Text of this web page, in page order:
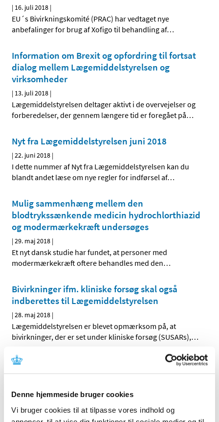
Denne hjemmeside bruger cookies
Vi bruger cookies til at tilpasse vores indhold og
| 16. juli 2018 |
EU´s Bivirkningskomité (PRAC) har vedtaget nye
anbefalinger for brug af Xofigo til behandling af…
Information om Brexit og opfordring til fortsat
dialog mellem Lægemiddelstyrelsen og
virksomheder
| 13. juli 2018 |
Lægemiddelstyrelsen deltager aktivt i de overvejelser og
forberedelser, der gennem længere tid er foregået på…
Nyt fra Lægemiddelstyrelsen juni 2018
|22. juni 2018 |
I dette nummer af Nyt fra Lægemiddelstyrelsen kan du
blandt andet læse om nye regler for indførsel af…
Mulig sammenhæng mellem den
blodtrykssænkende medicin hydrochlorthiazid
og modermærkekræft undersøges
|29. maj 2018 |
Et nyt dansk studie har fundet, at personer med
modermærkekræft oftere behandles med den…
Bivirkninger ifm. kliniske forsøg skal også
indberettes til Lægemiddelstyrelsen
|28. maj 2018 |
Lægemiddelstyrelsen er blevet opmærksom på, at
bivirkninger, der er set under kliniske forsøg (SUSARs),…
Depotformuleret paracetamol forbliver på
markedet i Danmark
Lægemiddelstyrelsen har besluttet, at medicin med
ændret eller forsinket frigivelse af paracetamol …